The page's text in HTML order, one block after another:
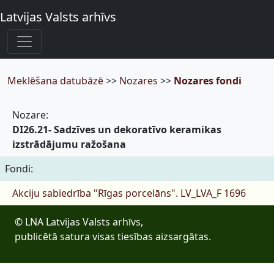
Latvijas Valsts arhīvs
Meklēšana datubāzē>> Nozares >> Nozares fondi
Nozare:
DI26.21- Sadzīves un dekoratīvo keramikas
izstrādājumu ražošana
Fondi:
Akciju sabiedrība "Rīgas porcelāns". LV_LVA_F 1696
© LNA Latvijas Valsts arhīvs,
publicētā satura visas tiesības aizsargātas.